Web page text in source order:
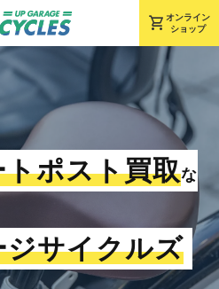
shopping_cart オンライン
ショップ
ポスト買取な
サイクルズ